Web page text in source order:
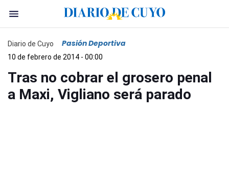
Diario de Cuyo Pasión Deportiva
10 de febrero de 2014 - 00:00
Tras no cobrar el grosero penal
a Maxi, Vigliano será parado